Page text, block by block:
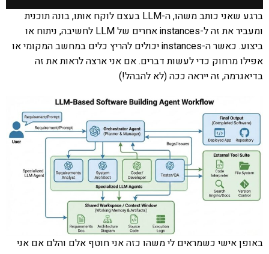
ברגע שאני כותב משהו, ה-LLM בעצם לוקח אותו, בונה תוכנית
ומעביר את זה ל-instances אחרים של LLM לחשיבה, ניתוח או
ביצוע. כאשר ה-instances יכולים להריץ כלים במחשב המקומי או
אפילו מרחוק כדי לעשות דברים. אם אני ארצה לראות את זה
בדיאגרמה, זה ייראה ככה (לא להבהל!)
באופן אישי כשמראים לי משהו כזה אני חוטף אלם והלם אם אני